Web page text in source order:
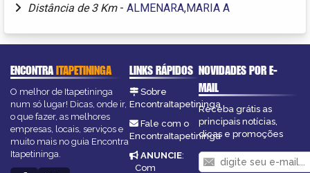
Distância de 3 Km - ALMENARA,MARIA A
ENCONTRAITAPETININGA
O melhor de Itapetininga
num só lugar! Dicas, onde ir,
o que fazer, as melhores
empresas, locais, serviços e
muito mais no guia Encontra
Itapetininga.
LINKS RÁPIDOS
Sobre
EncontraItapetininga
Fale com o
EncontraItapetininga
ANUNCIE:
Com
NOVIDADES POR E-
MAIL
Receba grátis as
principais notícias,
dicas e promoções